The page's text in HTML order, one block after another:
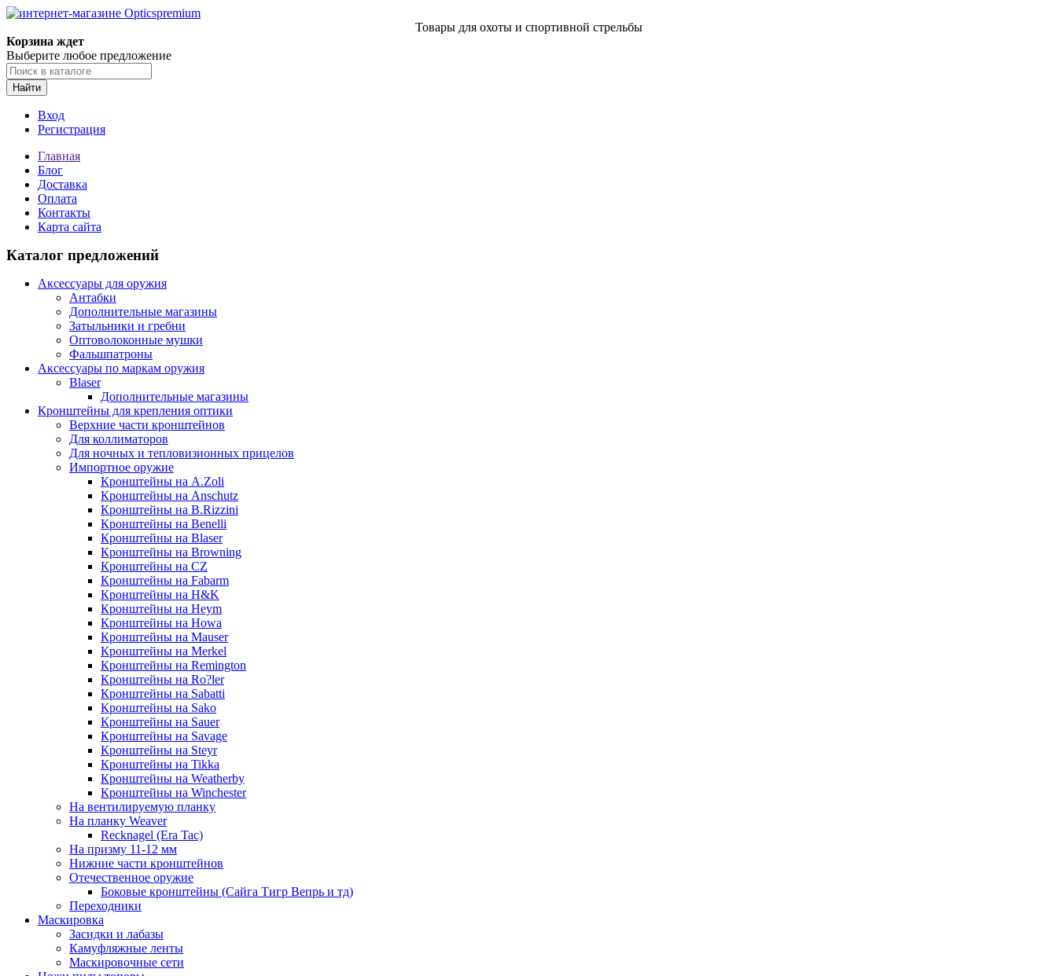
Товары для охоты и спортивной стрельбы
Корзина ждет
Выберите любое предложение
Найти
Вход
Регистрация
Главная
Блог
Доставка
Оплата
Контакты
Карта сайта
Каталог предложений
Аксессуары для оружия
Антабки
Дополнительные магазины
Затыльники и гребни
Оптоволоконные мушки
Фальшпатроны
Аксессуары по маркам оружия
Blaser
Дополнительные магазины
Кронштейны для крепления оптики
Верхние части кронштейнов
Для коллиматоров
Для ночных и тепловизионных прицелов
Импортное оружие
Кронштейны на A.Zoli
Кронштейны на Anschutz
Кронштейны на B.Rizzini
Кронштейны на Benelli
Кронштейны на Blaser
Кронштейны на Browning
Кронштейны на CZ
Кронштейны на Fabarm
Кронштейны на H&K
Кронштейны на Heym
Кронштейны на Howa
Кронштейны на Mauser
Кронштейны на Merkel
Кронштейны на Remington
Кронштейны на Ro?ler
Кронштейны на Sabatti
Кронштейны на Sako
Кронштейны на Sauer
Кронштейны на Savage
Кронштейны на Steyr
Кронштейны на Tikka
Кронштейны на Weatherby
Кронштейны на Winchester
На вентилируемую планку
На планку Weaver
Recknagel (Era Tac)
На призму 11-12 мм
Нижние части кронштейнов
Отечественное оружие
Боковые кронштейны (Сайга Тигр Вепрь и тд)
Переходники
Маскировка
Засидки и лабазы
Камуфляжные ленты
Маскировочные сети